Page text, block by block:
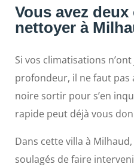
Vous avez
nettoyer à
Si vos climatisations
profondeur, il ne faut pas
noire sortir pour s’en
rapide peut déjà vous
Dans cette villa à
soulagés de faire